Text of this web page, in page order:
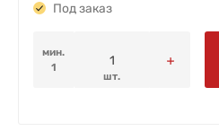
Под заказ
мин.
1
шт.